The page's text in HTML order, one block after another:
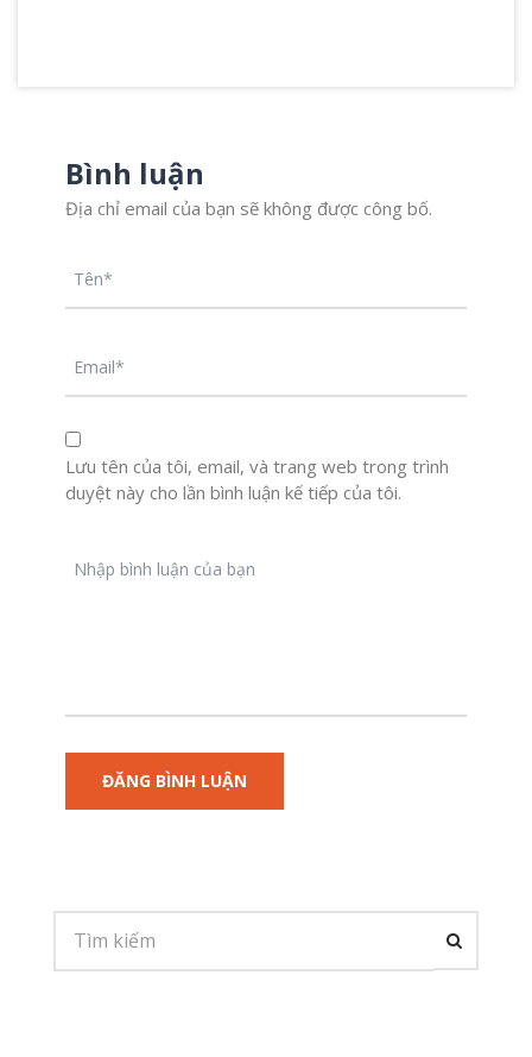
Bình luận
Địa chỉ email của bạn sẽ không được công bố.
Lưu tên của tôi, email, và trang web trong trình
duyệt này cho lần bình luận kế tiếp của tôi.